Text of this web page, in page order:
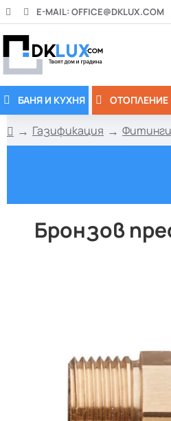
E-MAIL: OFFICE@DKLUX.COM
БАНЯ И КУХНЯ ОТОПЛЕНИЕ
h
Газификация
Бронзов